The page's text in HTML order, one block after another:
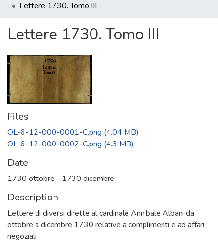
Lettere 1730. Tomo III
Lettere 1730. Tomo III
Files
OL-6-12-000-0001-C.png (4.04 MB)
OL-6-12-000-0002-C.png (4.3 MB)
Date
1730 ottobre - 1730 dicembre
Description
Lettere di diversi dirette al cardinale Annibale Albani da
ottobre a dicembre 1730 relative a complimenti e ad affari
negoziali.